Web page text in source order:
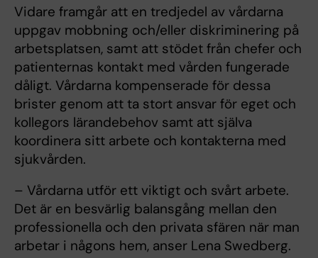
Vidare framgår att en tredjedel av vårdarna
uppgav mobbning och/eller diskriminering på
arbetsplatsen, samt att stödet från chefer och
patienternas kontakt med vården fungerade
dåligt. Vårdarna kompenserade för dessa
brister genom att ta stort ansvar för eget och
kollegors lärandebehov samt att själva
koordinera sitt arbete och kontakterna med
sjukvården.
– Vårdarna utför ett viktigt och svårt arbete.
Det är en besvärlig balansgång mellan den
professionella och den privata sfären när man
arbetar i någons hem, anser Lena Swedberg.